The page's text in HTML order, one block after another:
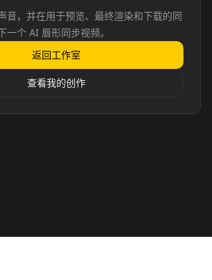
音，并在用于预览、最终渲染和下载的同
一个 AI 唇形同步视频。
返回工作室
查看我的创作